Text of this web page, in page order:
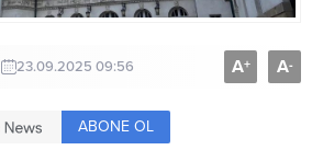
23.09.2025 09:56 A+ A-
ABONE OL